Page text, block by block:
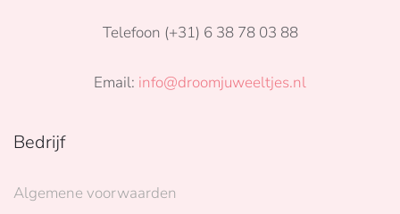
Telefoon (+31) 6 38 78 03 88
Email: info@droomjuweeltjes.nl
Bedrijf
Algemene voorwaarden